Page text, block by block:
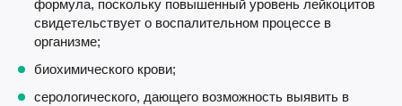
формула, поскольку повышенный уровень лейкоцитов
свидетельствует о воспалительном процессе в
организме;
биохимического крови;
серологического, дающего возможность выявить в